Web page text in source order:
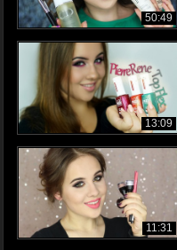
50:49
13:09
11:31